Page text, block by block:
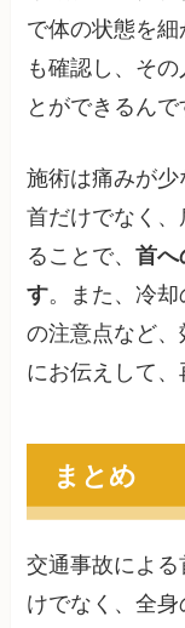
で体の状態を
も確認し、そ
とができるんで
施術は痛みが少
首だけでなく、
ることで、首へ
す。また、冷
の注意点など
にお伝えして、
まとめ
交通事故によ
けでなく、全